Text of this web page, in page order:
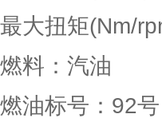
最大扭矩(Nm/
燃料：汽油
燃油标号：92号